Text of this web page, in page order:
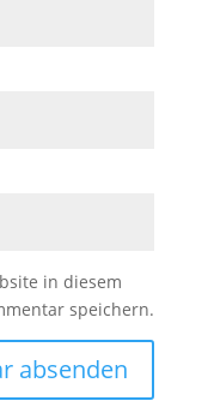
in diesem
speichern.